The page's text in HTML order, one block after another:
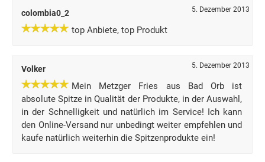
colombia0_2 5. Dezember 2013
top Anbiete, top Produkt
Volker 5. Dezember 2013
Mein Metzger Fries aus Bad Orb ist
absolute Spitze in Qualität der Produkte, in der Auswahl,
in der Schnelligkeit und natürlich im Service! Ich kann
den Online-Versand nur unbedingt weiter empfehlen und
kaufe natürlich weiterhin die Spitzenprodukte ein!